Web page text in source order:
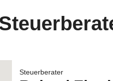
Steuerberater